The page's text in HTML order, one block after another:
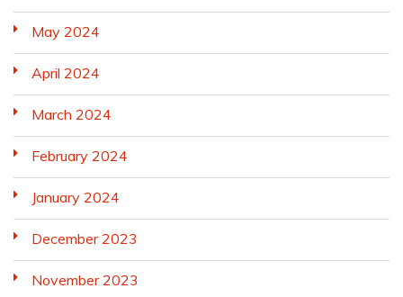
May 2024
April 2024
March 2024
February 2024
January 2024
December 2023
November 2023